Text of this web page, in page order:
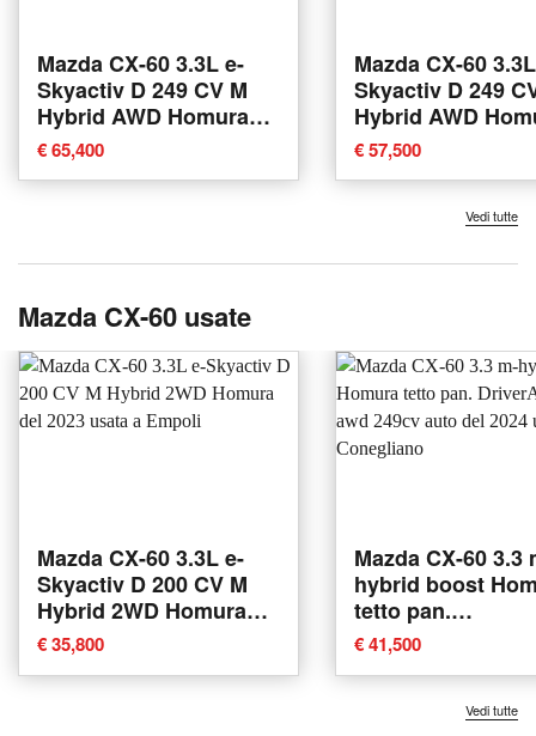
Mazda CX-60 3.3L e-
Skyactiv D 249 CV M
Hybrid AWD Homura
nuova a Alba
€ 65,400
Mazda CX-60
Skyactiv D 249
Hybrid AWD
nuova a Lurate
Caccivio
€ 57,500
Vedi tutte
Mazda CX-60 usate
Mazda CX-60 3.3L e-
Skyactiv D 200 CV M
Hybrid 2WD Homura
del 2023 usata a Empoli
€ 35,800
Mazda CX-60 3.3
hybrid boost
tetto pan.
DriverAssistance
249cv auto del
usata a
€ 41,500
Vedi tutte